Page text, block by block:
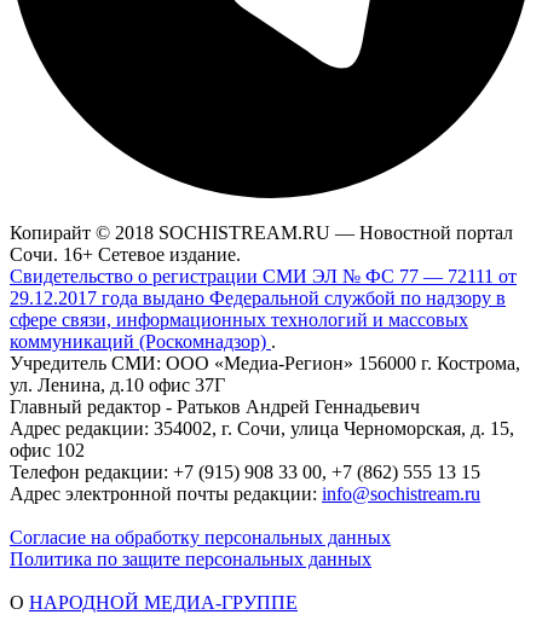
Копирайт © 2018 SOCHISTREAM.RU — Новостной портал
Сочи. 16+ Сетевое издание.
Свидетельство о регистрации СМИ ЭЛ № ФС 77 — 72111 от
29.12.2017 года выдано Федеральной службой по надзору в
сфере связи, информационных технологий и массовых
коммуникаций (Роскомнадзор) .
Учредитель СМИ: ООО «Медиа-Регион» 156000 г. Кострома,
ул. Ленина, д.10 офис 37Г
Главный редактор - Ратьков Андрей Геннадьевич
Адрес редакции: 354002, г. Сочи, улица Черноморская, д. 15,
офис 102
Телефон редакции: +7 (915) 908 33 00, +7 (862) 555 13 15
Адрес электронной почты редакции: info@sochistream.ru
Согласие на обработку персональных данных
Политика по защите персональных данных
О НАРОДНОЙ МЕДИА-ГРУППЕ